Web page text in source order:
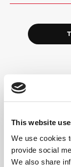
This website
We use cookies
provide social
We also share
HØJ ENERGI,
Du roterer
Double